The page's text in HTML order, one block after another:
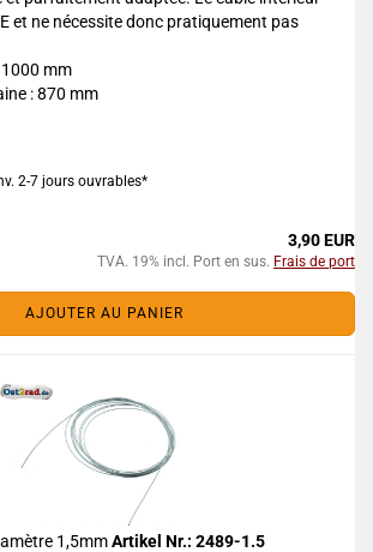
et ne nécessite donc pratiquement pas
mm
: 870 mm
2-7 jours ouvrables*
3,90 EUR
TVA. 19% incl. Port en sus. Frais de port
AJOUTER AU PANIER
1,5mmArtikel Nr.: 2489-1.5